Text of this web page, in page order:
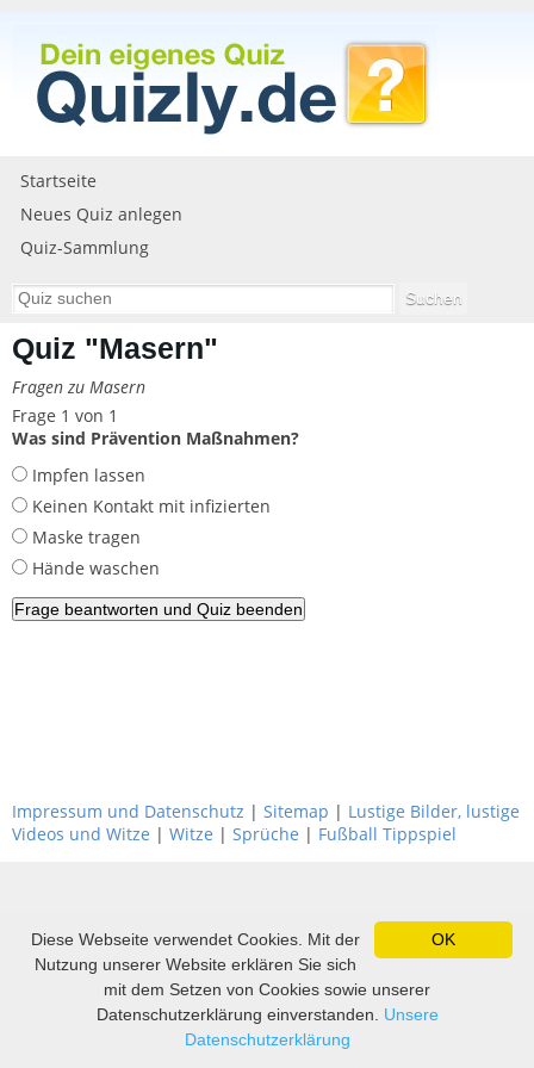
Startseite
Neues Quiz anlegen
Quiz-Sammlung
Quiz "Masern"
Fragen zu Masern
Frage 1 von 1
Was sind Prävention Maßnahmen?
Impfen lassen
Keinen Kontakt mit infizierten
Maske tragen
Hände waschen
Impressum und Datenschutz | Sitemap | Lustige Bilder, lustige
Videos und Witze | Witze | Sprüche | Fußball Tippspiel
OK
Diese Webseite verwendet Cookies. Mit der
Nutzung unserer Website erklären Sie sich
mit dem Setzen von Cookies sowie unserer
Datenschutzerklärung einverstanden. Unsere
Datenschutzerklärung